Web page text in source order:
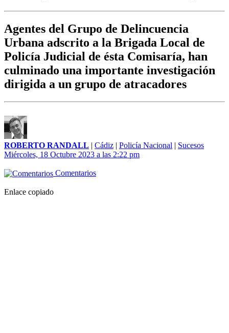
Agentes del Grupo de Delincuencia
Urbana adscrito a la Brigada Local de
Policía Judicial de ésta Comisaría, han
culminado una importante investigación
dirigida a un grupo de atracadores
ROBERTO RANDALL | Cádiz | Policía Nacional | Sucesos
Miércoles, 18 Octubre 2023 a las 2:22 pm
Comentarios
Enlace copiado